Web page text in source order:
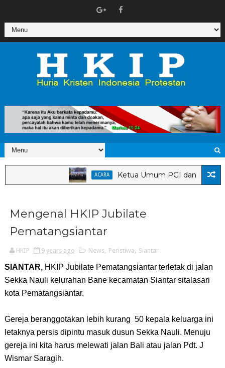
ACARA Ketua Umum PGI dan Dirjen Bimas
Mengenal HKIP Jubilate
Pematangsiantar
HKIP 9 years ago News Peristiwa Siantar
SIANTAR,
Sekka Nauli kelurahan Bane kecamatan Siantar sitalasari
kota Pematangsiantar.
Gereja beranggotakan lebih kurang  50 kepala keluarga ini
letaknya persis dipintu masuk dusun Sekka Nauli. Menuju
gereja ini kita harus melewati jalan Bali atau jalan Pdt. J
Wismar Saragih.